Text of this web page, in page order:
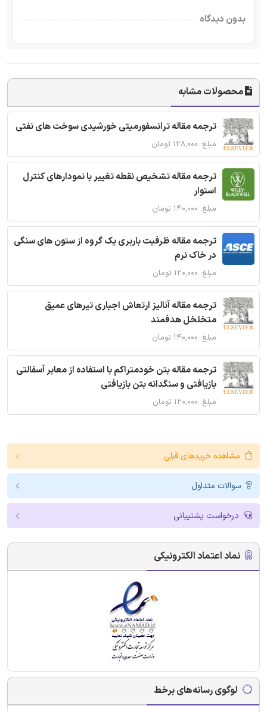
بدون دیدگاه
محصولات مشابه
ترجمه مقاله ترانسفورمیتی خورشیدی سوخت های نفتی
مبلغ: ۱۲۸,۰۰۰ تومان
ترجمه مقاله تشخیص نقطه تغییر با نمودارهای کنترل
استوار
مبلغ: ۱۴۰,۰۰۰ تومان
ترجمه مقاله ظرفیت باربری یک گروه از ستون های سنگی
در خاک نرم
مبلغ: ۱۲۰,۰۰۰ تومان
ترجمه مقاله آنالیز ارتعاش اجباری تیرهای عمیق
متخلخل هدفمند
مبلغ: ۱۴۰,۰۰۰ تومان
ترجمه مقاله بتن خودمتراکم با استفاده از معابر آسفالتی
بازیافتی و سنگدانه بتن بازیافتی
مبلغ: ۱۲۰,۰۰۰ تومان
مشاهده خریدهای قبلی
سوالات متداول
درخواست پشتیبانی
نماد اعتماد الکترونیکی
لوگوی رسانه‌های برخط